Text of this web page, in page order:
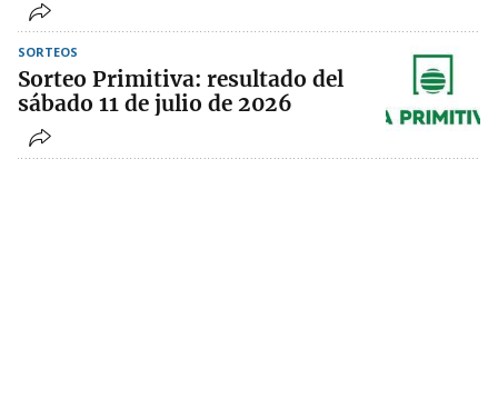
SORTEOS
Sorteo Primitiva: resultado del
sábado 11 de julio de 2026